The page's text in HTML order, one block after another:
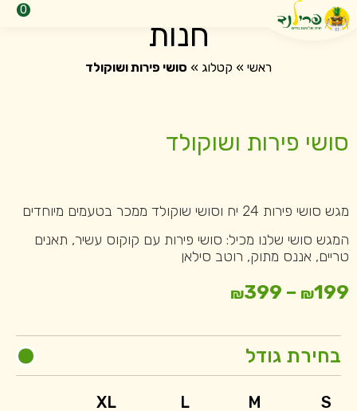
0
חנות
ראשי » קטלוג » סושי פירות ושוקולד
סושי פירות ושוקולד
מגש סושי פירות 24 יח וסושי שוקולד ממכר בטעמים מיוחדים
המגש סושי שלנו מכיל: סושי פירות עם קוקוס עשיר, תאנים
טריים, אננס מתוק, רוטב סילאן
₪199
–
₪399
בחירת גודל
S
M
L
XL